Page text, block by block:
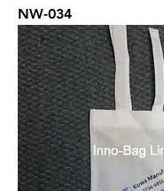
NW-034